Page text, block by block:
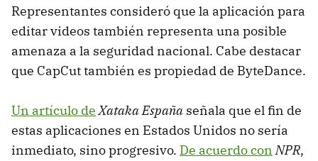
Representantes consideró que la aplicación para
editar videos también representa una posible
amenaza a la seguridad nacional. Cabe destacar
que CapCut también es propiedad de ByteDance.
Un artículo de Xataka España señala que el fin de
estas aplicaciones en Estados Unidos no sería
inmediato, sino progresivo. De acuerdo con NPR,